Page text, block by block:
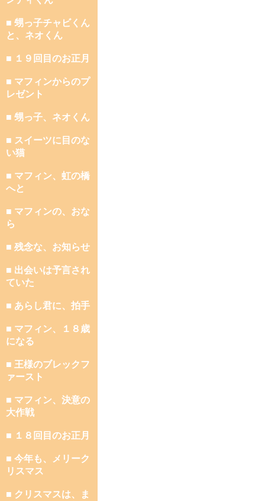
■ 甥っ子チャビくん
と、ネオくん
■ １９回目のお正月
■ マフィンからのプ
レゼント
■ 甥っ子、ネオくん
■ スイーツに目のな
い猫
■ マフィン、虹の橋
へと
■ マフィンの、おな
ら
■ 残念な、お知らせ
■ 出会いは予言され
ていた
■ あらし君に、拍手
■ マフィン、１８歳
になる
■ 王様のブレックフ
ァースト
■ マフィン、決意の
大作戦
■ １８回目のお正月
■ 今年も、メリーク
リスマス
■ クリスマスは、ま